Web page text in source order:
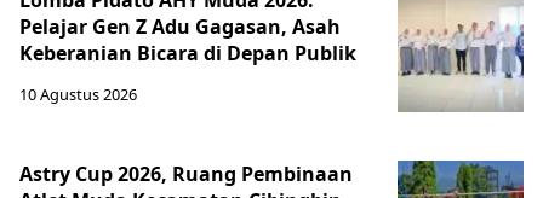
Pelajar Gen Z Adu Gagasan, Asah
Keberanian Bicara di Depan Publik
10 Agustus 2026
Astry Cup 2026, Ruang Pembinaan